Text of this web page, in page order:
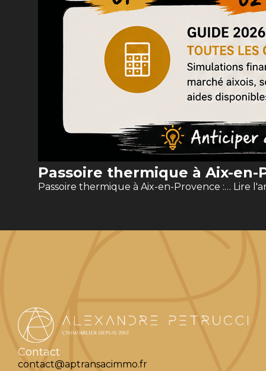
Passoire thermique à Aix-
Passoire thermique à Aix-en-Provence :… Lire
Contact
contact@aptransacimmo.fr